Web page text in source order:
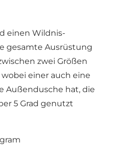
einen Wildnis-
gesamte Ausrüstung
zwei Größen
einer auch eine
Außendusche hat, die
5 Grad genutzt